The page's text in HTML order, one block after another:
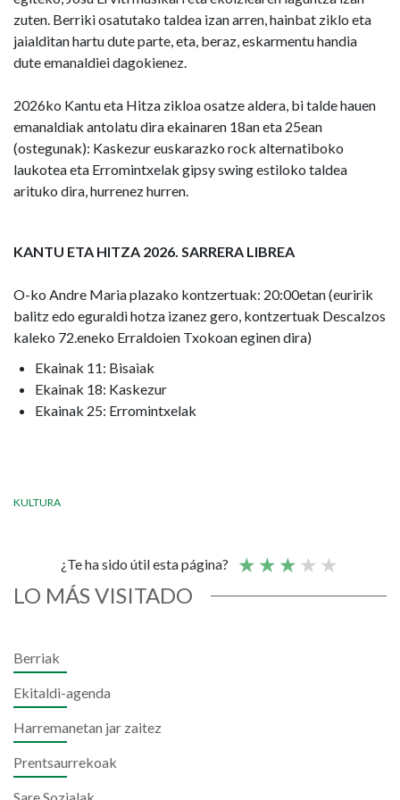
zuten. Berriki osatutako taldea izan arren, hainbat ziklo eta
jaialditan hartu dute parte, eta, beraz, eskarmentu handia
dute emanaldiei dagokienez.
2026ko Kantu eta Hitza zikloa osatze aldera, bi talde hauen
emanaldiak antolatu dira ekainaren 18an eta 25ean
(ostegunak): Kaskezur euskarazko rock alternatiboko
laukotea eta Erromintxelak gipsy swing estiloko taldea
arituko dira, hurrenez hurren.
KANTU ETA HITZA 2026. SARRERA LIBREA
O-ko Andre Maria plazako kontzertuak: 20:00etan (euririk
balitz edo eguraldi hotza izanez gero, kontzertuak Descalzos
kaleko 72.eneko Erraldoien Txokoan eginen dira)
Ekainak 11: Bisaiak
Ekainak 18: Kaskezur
Ekainak 25: Erromintxelak
KULTURA
¿Te ha sido útil esta página?
LO MÁS VISITADO
Berriak
Ekitaldi-agenda
Harremanetan jar zaitez
Prentsaurrekoak
Sare Sozialak